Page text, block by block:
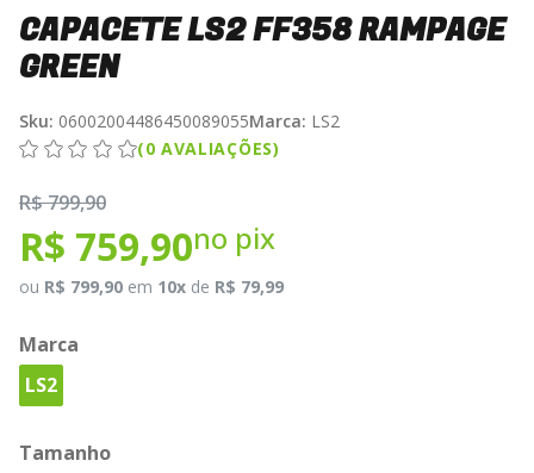
CAPACETE LS2 FF358 RAMPAGE
GREEN
Sku: 06002004486450089055Marca: LS2
(0 AVALIAÇÕES)
R$ 799,90
R$ 759,90no pix
ou R$ 799,90 em 10x de R$ 79,99
Marca
LS2
Tamanho